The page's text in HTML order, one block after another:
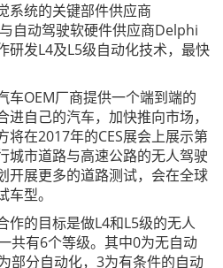
系统的关键部件供应商
自动驾驶软硬件供应商Delphi
研发L4及L5级自动化技术，最快
车OEM厂商提供一个端到端的
自己的汽车，加快推向市场，
将在2017年的CES展会上展示第
城市道路与高速公路的无人驾驶
开展更多的道路测试，会在全球
型。
作的目标是做L4和L5级的无人
共有6个等级。其中0为无自动
部分自动化，3为有条件的自动